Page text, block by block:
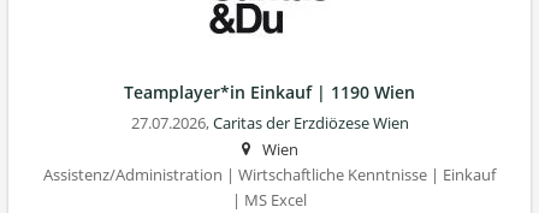
Teamplayer*in Einkauf | 1190 Wien
27.07.2026,Caritas der Erzdiözese Wien
Wien
Assistenz/Administration | Wirtschaftliche Kenntnisse | Einkauf
| MS Excel